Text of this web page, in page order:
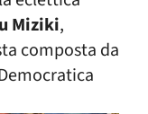
Miziki,
composta da